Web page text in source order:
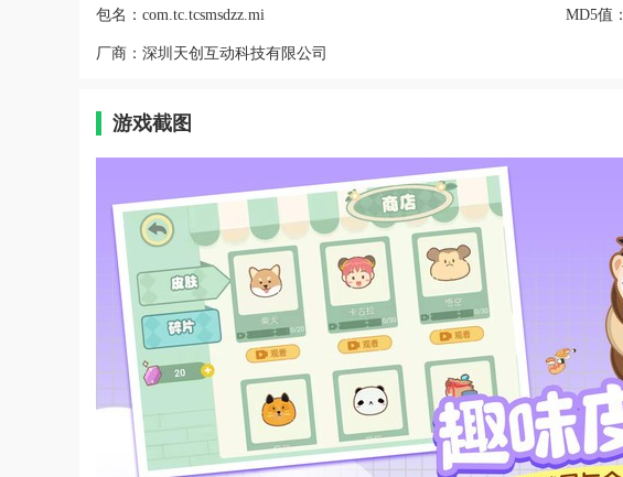
包名： com.tc.tcsmsdzz.mi MD5值：
厂商： 深圳天创互动科技有限公司
游戏截图